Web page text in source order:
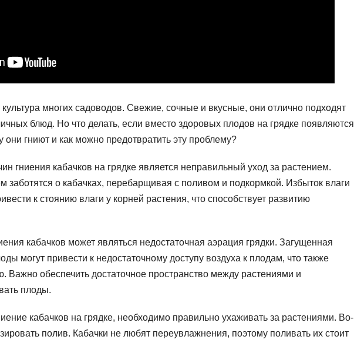
многих садоводов. Свежие, сочные и вкусные, они отлично подходят
блюд. Но что делать, если вместо здоровых плодов на грядке появляются
они гниют и как можно предотвратить эту проблему?
гниения кабачков на грядке является неправильный уход за растением.
заботятся о кабачках, перебарщивая с поливом и подкормкой. Избыток влаги
к стоянию влаги у корней растения, что способствует развитию
кабачков может являться недостаточная аэрация грядки. Загущенная
могут привести к недостаточному доступу воздуха к плодам, что также
Важно обеспечить достаточное пространство между растениями и
плоды.
кабачков на грядке, необходимо правильно ухаживать за растениями. Во-
полив. Кабачки не любят переувлажнения, поэтому поливать их стоит